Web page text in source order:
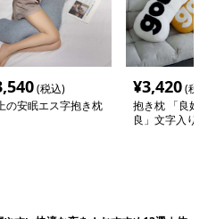
(税込)
の安眠エス字抱き枕
¥3,420(税
抱き枕 「良好
良」文字入りI